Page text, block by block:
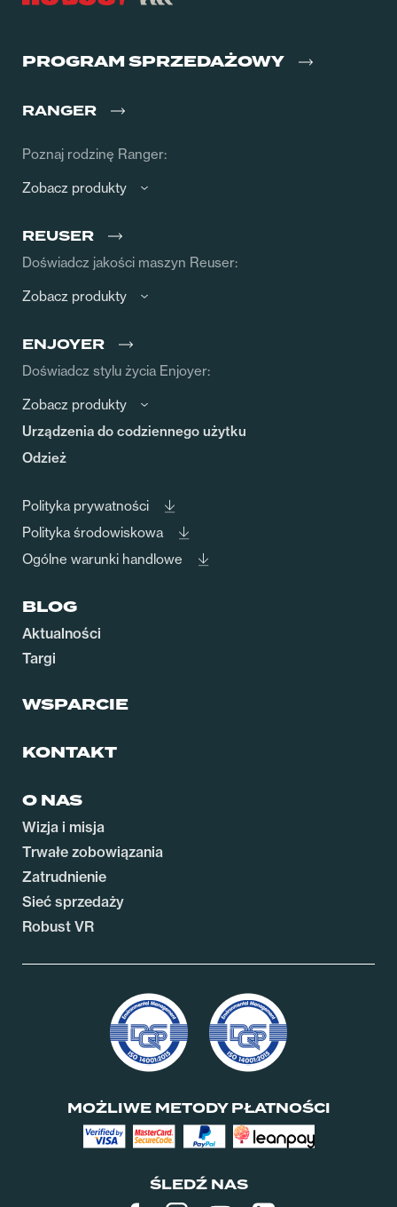
PROGRAM SPRZEDAŻOWY
RANGER
Poznaj rodzinę Ranger:
Zobacz produkty
REUSER
Doświadcz jakości maszyn Reuser:
Zobacz produkty
ENJOYER
Doświadcz stylu życia Enjoyer:
Zobacz produkty
Urządzenia do codziennego użytku
Odzież
Polityka prywatności
Polityka środowiskowa
Ogólne warunki handlowe
BLOG
Aktualności
Targi
WSPARCIE
KONTAKT
O NAS
Wizja i misja
Trwałe zobowiązania
Zatrudnienie
Sieć sprzedaży
Robust VR
MOŻLIWE METODY PŁATNOŚCI
ŚLEDŹ NAS